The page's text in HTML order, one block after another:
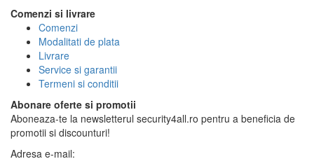
Comenzi si livrare
Comenzi
Modalitati de plata
Livrare
Service si garantii
Termeni si conditii
Abonare oferte si promotii
Aboneaza-te la newsletterul security4all.ro pentru a beneficia de
promotii si discounturi!
Adresa e-mail: